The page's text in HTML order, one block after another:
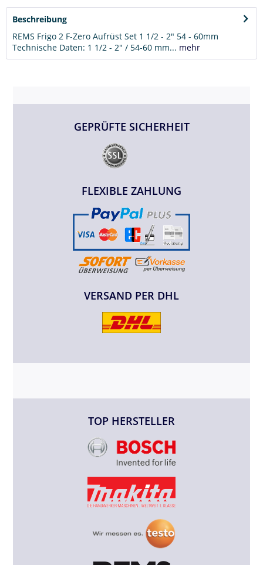
Beschreibung
REMS Frigo 2 F-Zero Aufrüst Set 1 1/2 - 2" 54 - 60mm
Technische Daten: 1 1/2 - 2" / 54-60 mm... mehr
GEPRÜFTE SICHERHEIT
FLEXIBLE ZAHLUNG
VERSAND PER DHL
TOP HERSTELLER